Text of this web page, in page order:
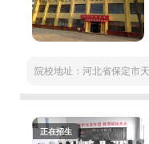
院校地址：河北省保定市
正在招生